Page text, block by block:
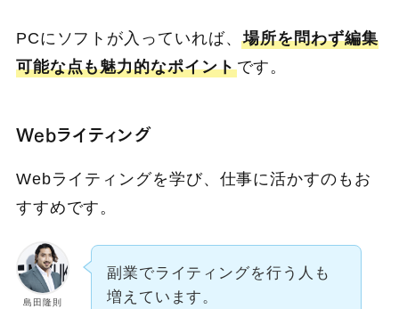
PCにソフトが入っていれば、場所を問わず編集
可能な点も魅力的なポイントです。
Webライティング
Webライティングを学び、仕事に活かすのもお
すすめです。
島田隆則
副業でライティングを行う人も
増えています。